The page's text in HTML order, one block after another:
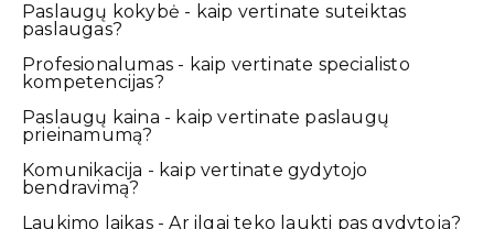
Paslaugų kokybė - kaip vertinate suteiktas
paslaugas?
Profesionalumas - kaip vertinate specialisto
kompetencijas?
Paslaugų kaina - kaip vertinate paslaugų
prieinamumą?
Komunikacija - kaip vertinate gydytojo
bendravimą?
Laukimo laikas - Ar ilgai teko laukti pas gydytoją?